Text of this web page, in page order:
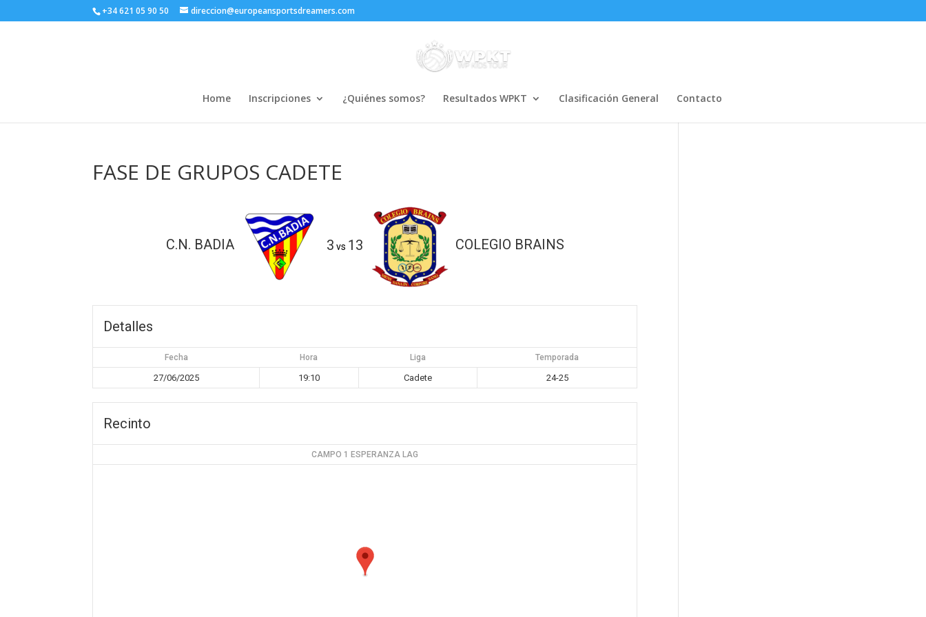
+34 621 05 90 50 direccion@europeansportsdreamers.com
Home Inscripciones ¿Quiénes somos? Resultados WPKT Clasificación General Contacto
FASE DE GRUPOS CADETE
C.N. BADIA 3 vs 13 COLEGIO BRAINS
Detalles
Fecha Hora Liga Temporada
27/06/2025 19:10 Cadete 24-25
Recinto
CAMPO 1 ESPERANZA LAG